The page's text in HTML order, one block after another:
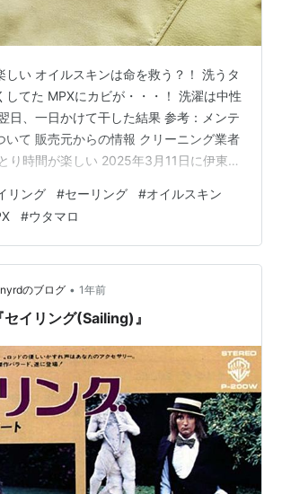
しい オイルスキンは命を救う？！ 洗うタ
してた MPXにカビが・・・！ 洗濯は中性
日、一日かけて干した結果 参考：メンテ
いて 販売元からの情報 クリーニング業者
り時間が楽しい 2025年3月11日に伊東を
に行って来ました。その間、なんだか
アップするのが面倒になって今の一人の
しみたい思いが強くなり途中からSNSや
ほとんど止めてしまいました。 お陰で途
連絡が来るほどでしたがSNSデトックス
リング #セーリング #オイルスキン
#ウタマロ
のブログ • 1年前
イリング(Sailing)』